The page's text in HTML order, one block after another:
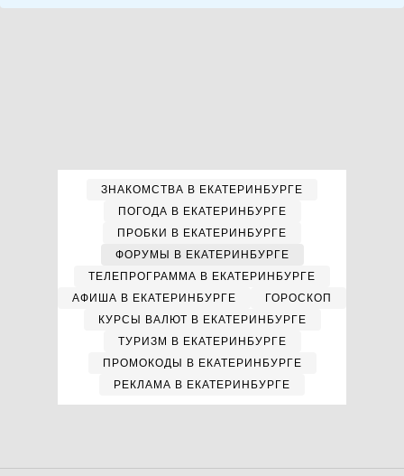
ЗНАКОМСТВА В ЕКАТЕРИНБУРГЕ
ПОГОДА В ЕКАТЕРИНБУРГЕ
ПРОБКИ В ЕКАТЕРИНБУРГЕ
ФОРУМЫ В ЕКАТЕРИНБУРГЕ
ТЕЛЕПРОГРАММА В ЕКАТЕРИНБУРГЕ
АФИША В ЕКАТЕРИНБУРГЕ
ГОРОСКОП
КУРСЫ ВАЛЮТ В ЕКАТЕРИНБУРГЕ
ТУРИЗМ В ЕКАТЕРИНБУРГЕ
ПРОМОКОДЫ В ЕКАТЕРИНБУРГЕ
РЕКЛАМА В ЕКАТЕРИНБУРГЕ